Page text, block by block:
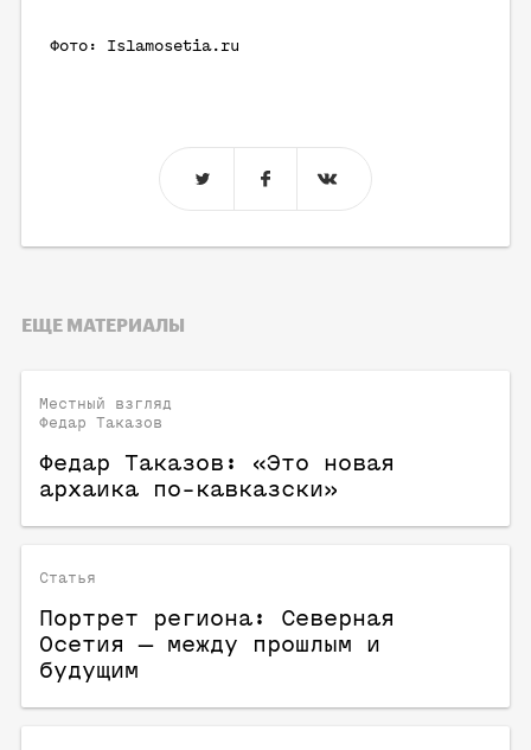
Фото: Islamosetia.ru
ЕЩЕ МАТЕРИАЛЫ
Местный взгляд
Федар Таказов
Федар Таказов: «Это новая
архаика по-кавказски»
Статья
Портрет региона: Северная
Осетия — между прошлым и
будущим